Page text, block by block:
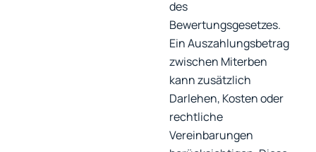
des
Bewertungsgesetzes.
Ein Auszahlungsbetrag
zwischen Miterben
kann zusätzlich
Darlehen, Kosten oder
rechtliche
Vereinbarungen